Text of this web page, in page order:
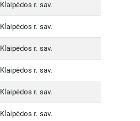
Klaipėdos r. sav.
Klaipėdos r. sav.
Klaipėdos r. sav.
Klaipėdos r. sav.
Klaipėdos r. sav.
Klaipėdos r. sav.